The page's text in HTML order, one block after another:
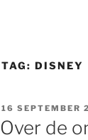
TAG: DISNEY
GEPLAATST
OP
16 SEPTEMBER
Over de